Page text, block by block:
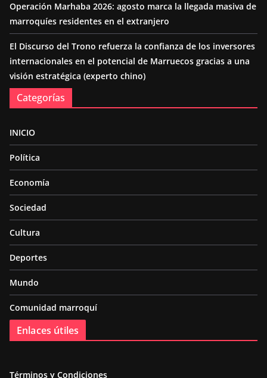
Operación Marhaba 2026: agosto marca la llegada masiva de
marroquíes residentes en el extranjero
El Discurso del Trono refuerza la confianza de los inversores
internacionales en el potencial de Marruecos gracias a una
visión estratégica (experto chino)
Categorías
INICIO
Política
Economía
Sociedad
Cultura
Deportes
Mundo
Comunidad marroquí
Enlaces útiles
Términos y Condiciones